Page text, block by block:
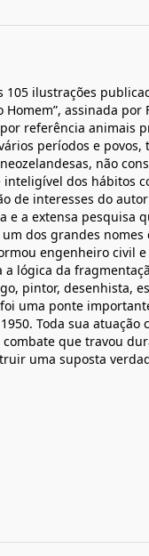
105 ilustrações
Homem”, assinada
referência animais
períodos e
não
dos hábitos
de interesses do
e a extensa pesquisa
um dos grandes
engenheiro civil
lógica da
pintor, desenhista,
uma ponte
Toda sua
que travou
uma suposta